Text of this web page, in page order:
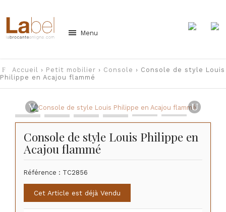
Menu
Accueil › Petit mobilier › Console › Console de style Louis
Philippe en Acajou flammé
Console de style Louis Philippe en
Acajou flammé
Référence : TC2856
Cet Article est déjà Vendu